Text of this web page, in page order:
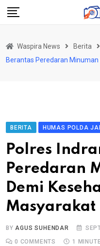
Skip
Waspira News Berita
Berantas Peredaran
BERITA HUMAS POLDA
Polres
Peredaran
Demi
Masyarakat
BYAGUS SUHENDAR
0 COMMENTS 1